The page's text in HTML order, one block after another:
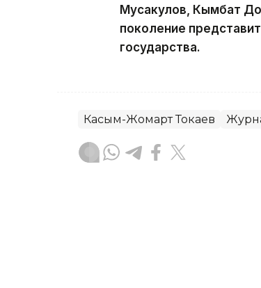
Мусакулов, Кымбат
поколение
государства.
Касым-Жомарт Токаев